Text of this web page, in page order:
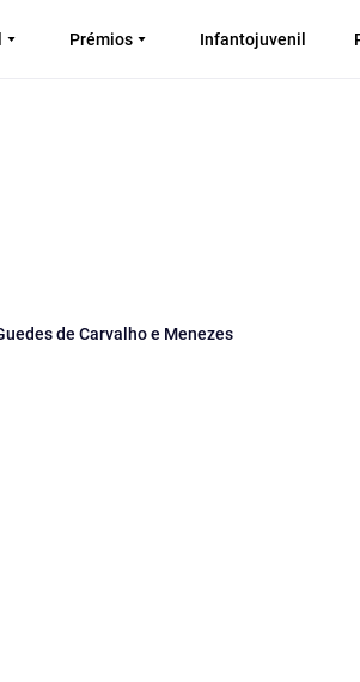
Prémios Infantojuvenil
de Carvalho e Menezes